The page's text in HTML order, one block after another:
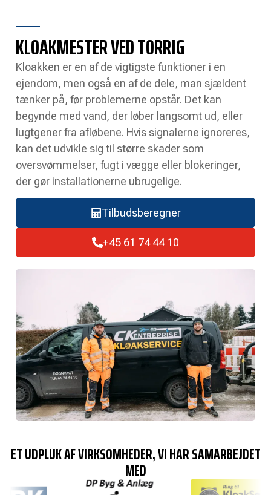
KLOAKMESTER VED TORRIG
Kloakken er en af de vigtigste funktioner i en
ejendom, men også en af de dele, man sjældent
tænker på, før problemerne opstår. Det kan
begynde med vand, der løber langsomt ud, eller
lugtgener fra afløbene. Hvis signalerne ignoreres,
kan det udvikle sig til større skader som
oversvømmelser, fugt i vægge eller blokeringer,
der gør installationerne ubrugelige.
Tilbudsberegner
+45 61 74 44 10
ET UDPLUK AF VIRKSOMHEDER, VI HAR SAMARBEJDET
MED